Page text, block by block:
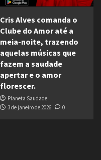
Cris Alves comanda o
Clube do Amor até a
meia-noite, trazendo
aquelas músicas que
fazem a saudade
apertar e o amor
florescer.
Planeta Saudade
3 de janeiro de 2026
0